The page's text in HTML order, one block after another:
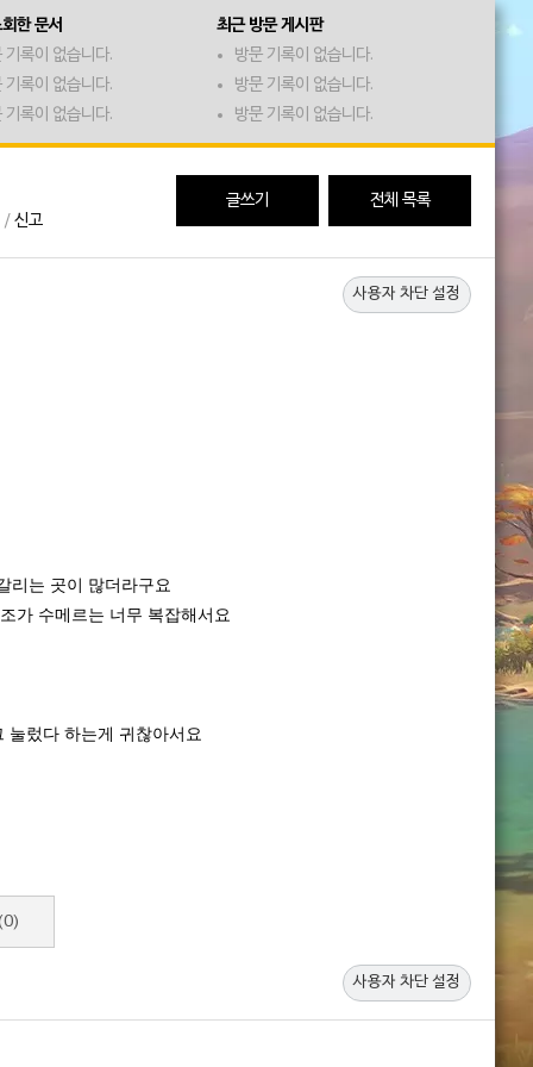
한 문서
기록이 없습니다.
기록이 없습니다.
기록이 없습니다.
최근 방문 게시판
방문 기록이 없습니다.
방문 기록이 없습니다.
방문 기록이 없습니다.
/ 신고
글쓰기 전체 목록
사용자 차단 설정
리는 곳이 많더라구요
가 수메르는 너무 복잡해서요
눌렀다 하는게 귀찮아서요
사용자 차단 설정